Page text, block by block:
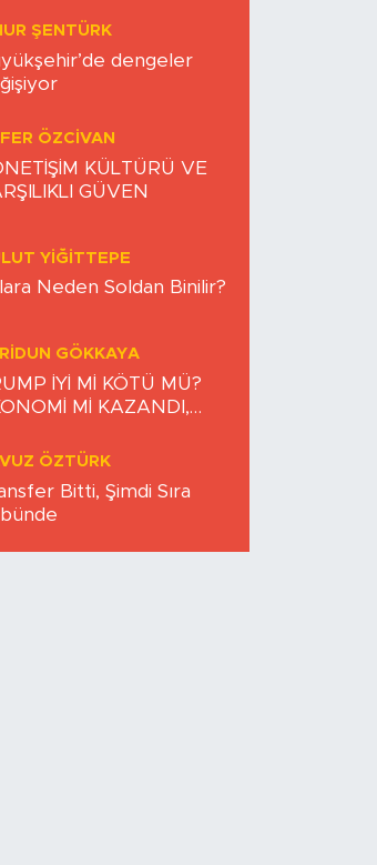
ŞENTÜRK
dengeler
ÖZCIVAN
KÜLTÜRÜ VE
GÜVEN
YİĞİTTEPE
Neden Soldan Binilir?
GÖKKAYA
İYİ Mİ KÖTÜ MÜ?
Mİ KAZANDI,
ÖZTÜRK
Bitti, Şimdi Sıra